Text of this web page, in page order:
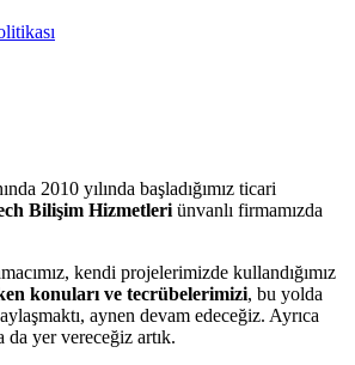
2010 yılında başladığımız ticari
Bilişim Hizmetleri ünvanlı firmamızda
kendi projelerimizde kullandığımız
konuları ve tecrübelerimizi, bu yolda
aynen devam edeceğiz. Ayrıca
da yer vereceğiz artık.